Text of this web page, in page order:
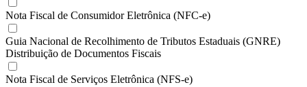
Nota Fiscal de Consumidor Eletrônica (NFC-e)
Guia Nacional de Recolhimento de Tributos Estaduais (GNRE)
Distribuição de Documentos Fiscais
Nota Fiscal de Serviços Eletrônica (NFS-e)